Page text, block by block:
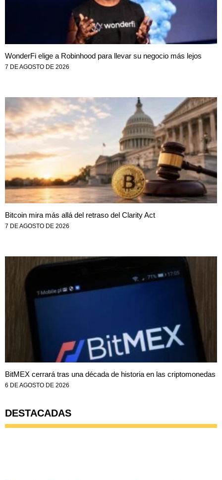
WonderFi elige a Robinhood para llevar su negocio más lejos
7 DE AGOSTO DE 2026
Bitcoin mira más allá del retraso del Clarity Act
7 DE AGOSTO DE 2026
BitMEX cerrará tras una década de historia en las criptomonedas
6 DE AGOSTO DE 2026
DESTACADAS